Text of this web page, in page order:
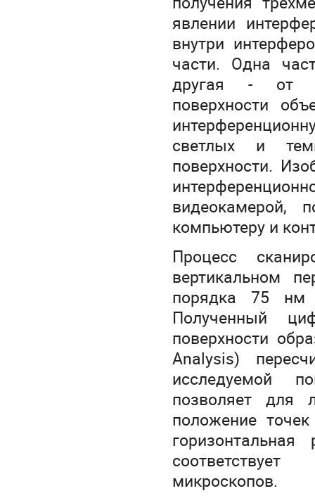
явлении
внутри
части. Одна
другая - от
поверхности
светлых и
поверхности.
видеокамерой,
компьютеру и
Процесс
вертикальном
порядка 75 нм
Полученный
поверхности
Analysis)
исследуемой
позволяет для
положение
микроскопов.